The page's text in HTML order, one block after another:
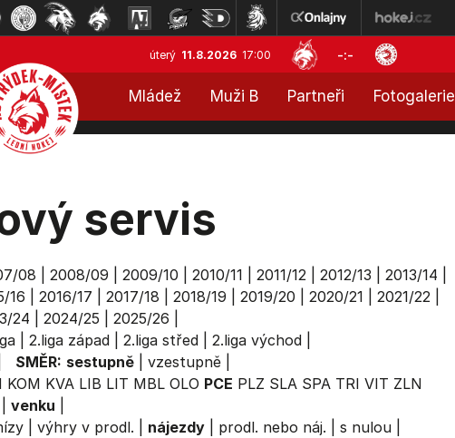
úterý 11.8.2026 17:00 -:-
Mládež Muži B Partneři Fotogalerie
servis
08 2008/09 2009/10 2010/11 2011/12| 2012/13 2013/14
16 2016/17 2017/18 2018/19 2019/20 2020/21 2021/22|
24 2024/25 2025/26
| 2.liga západ| 2.liga střed| 2.liga východ|
SMĚR: sestupně| vzestupně|
KOM KVA LIB LIT MBL OLO PCE PLZ SLA SPA TRI VIT ZLN
venku
| výhry v prodl. nájezdy| prodl. nebo náj. s nulou|